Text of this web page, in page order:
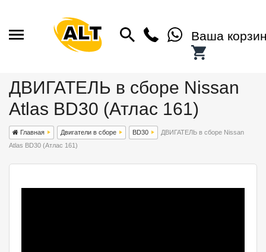
Ваша
ДВИГАТЕЛЬ в сборе Nissan
Atlas BD30 (Атлас 161)
Главная Двигатели в сборе BD30
ДВИГАТЕЛЬ в сборе Nissan
Atlas BD30 (Атлас 161)